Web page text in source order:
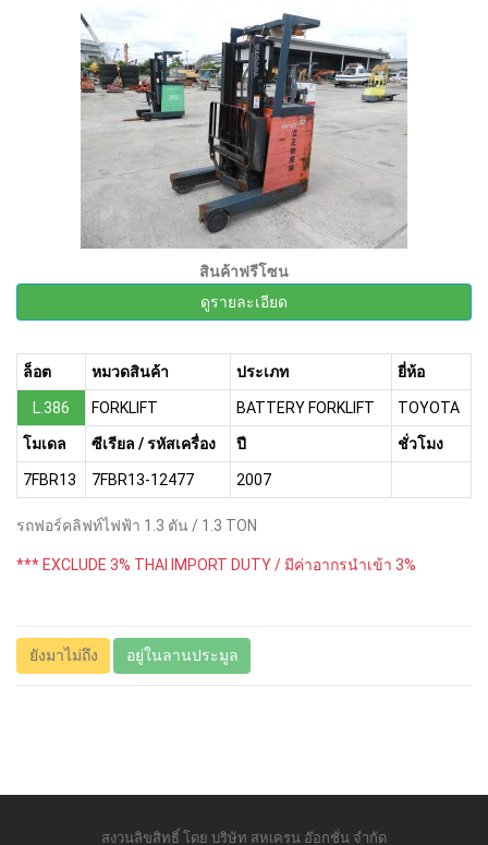
สินค้าฟรีโซน
ดูรายละเอียด
ล็อต หมวดสินค้า ประเภท ยี่ห้อ
L.386 FORKLIFT BATTERY FORKLIFT TOYOTA
โมเดล ซีเรียล / รหัสเครื่อง ปี ชั่วโมง
7FBR13 7FBR13-12477 2007
รถฟอร์คลิฟท์ไฟฟ้า 1.3 ตัน / 1.3 TON
*** EXCLUDE 3% THAI IMPORT DUTY / มีค่าอากรนำเข้า 3%
ยังมาไม่ถึง อยู่ในลานประมูล
สงวนลิขสิทธิ์ โดย บริษัท สหเครน อ๊อกชั่น จำกัด